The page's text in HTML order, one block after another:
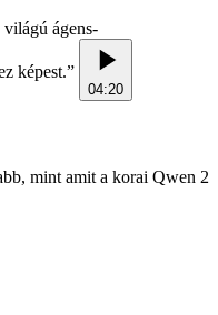
ágens-
képest.”
04:20
mint amit a korai Qwen 2